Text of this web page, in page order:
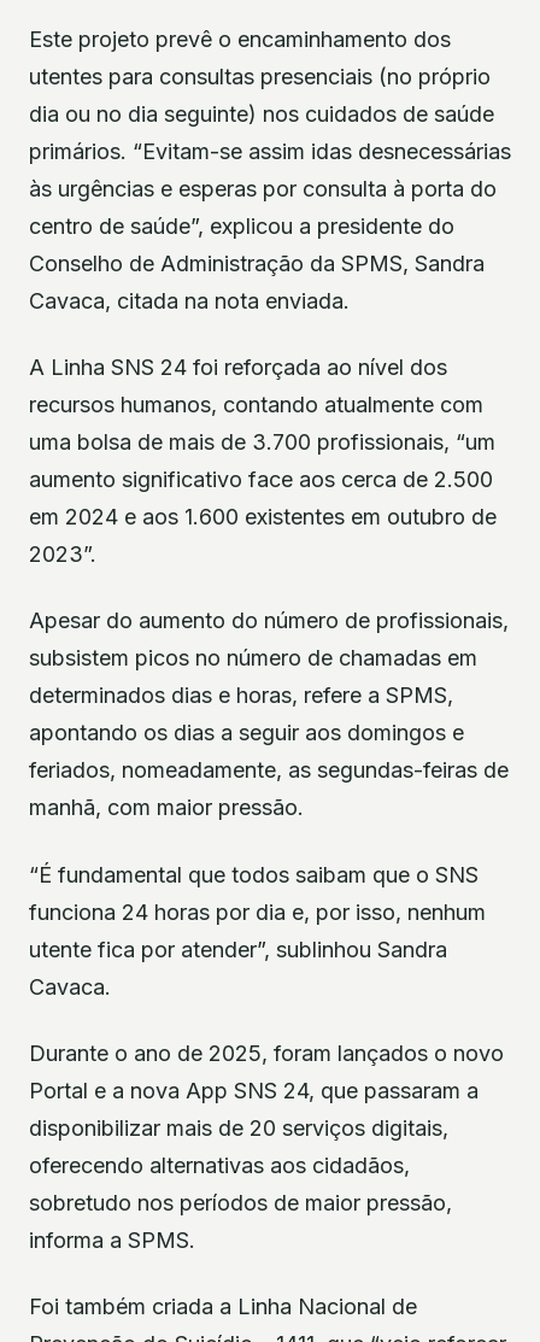
Este projeto prevê o encaminhamento dos
utentes para consultas presenciais (no próprio
dia ou no dia seguinte) nos cuidados de saúde
primários. “Evitam-se assim idas desnecessárias
às urgências e esperas por consulta à porta do
centro de saúde”, explicou a presidente do
Conselho de Administração da SPMS, Sandra
Cavaca, citada na nota enviada.
A Linha SNS 24 foi reforçada ao nível dos
recursos humanos, contando atualmente com
uma bolsa de mais de 3.700 profissionais, “um
aumento significativo face aos cerca de 2.500
em 2024 e aos 1.600 existentes em outubro de
2023”.
Apesar do aumento do número de profissionais,
subsistem picos no número de chamadas em
determinados dias e horas, refere a SPMS,
apontando os dias a seguir aos domingos e
feriados, nomeadamente, as segundas-feiras de
manhã, com maior pressão.
“É fundamental que todos saibam que o SNS
funciona 24 horas por dia e, por isso, nenhum
utente fica por atender”, sublinhou Sandra
Cavaca.
Durante o ano de 2025, foram lançados o novo
Portal e a nova App SNS 24, que passaram a
disponibilizar mais de 20 serviços digitais,
oferecendo alternativas aos cidadãos,
sobretudo nos períodos de maior pressão,
informa a SPMS.
Foi também criada a Linha Nacional de